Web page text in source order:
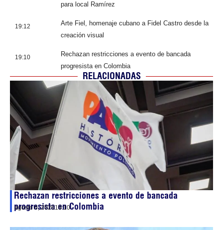
para local Ramírez
19:12
Arte Fiel, homenaje cubano a Fidel Castro desde la
creación visual
19:10
Rechazan restricciones a evento de bancada
progresista en Colombia
RELACIONADAS
Rechazan restricciones a evento de bancada
progresista en Colombia
agosto 6, 202619:10